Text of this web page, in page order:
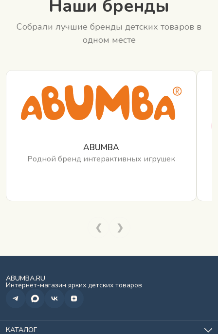
Наши бренды
Собрали лучшие бренды детских товаров в
одном месте
ABUMBA
Родной бренд интерактивных игрушек
❮ ❯
ABUMBA.RU
Интернет-магазин ярких детских товаров
КАТАЛОГ